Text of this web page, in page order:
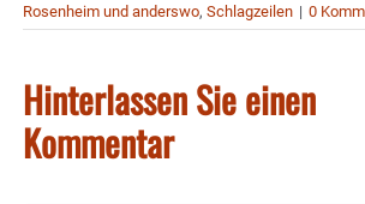
Rosenheim und anderswo, Schlagzeilen | 0
Hinterlassen Sie einen
Kommentar